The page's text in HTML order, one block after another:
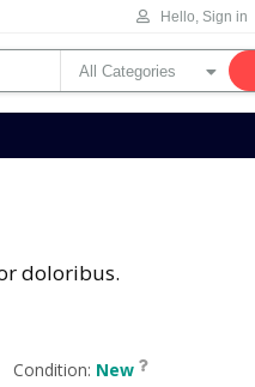
Hello, Sign in
doloribus.
Condition: New